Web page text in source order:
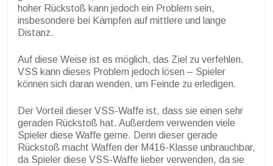
hoher Rückstoß kann jedoch ein Problem sein,
insbesondere bei Kämpfen auf mittlere und lange
Distanz.
Auf diese Weise ist es möglich, das Ziel zu verfehlen.
VSS kann dieses Problem jedoch lösen – Spieler
können sich daran wenden, um Feinde zu erledigen.
Der Vorteil dieser VSS-Waffe ist, dass sie einen sehr
geraden Rückstoß hat. Außerdem verwenden viele
Spieler diese Waffe gerne. Denn dieser gerade
Rückstoß macht Waffen der M416-Klasse unbrauchbar,
da Spieler diese VSS-Waffe lieber verwenden, da sie